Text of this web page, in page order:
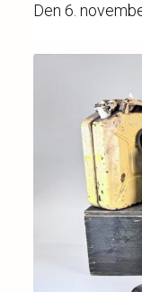
Den6.